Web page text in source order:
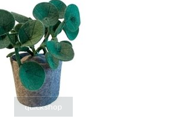
quickshop